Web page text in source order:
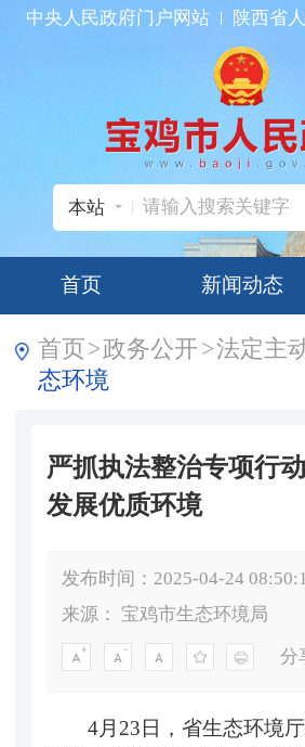
中央人民政府门户网站 陕西省
本站
首页 新闻动态
首页>政务公开 >法定主
态环境
严抓执法整治专项行
发展优质环境
发布时间：2025-04-24
来源： 宝鸡市生态环境局
分
4月23日，省生态环境